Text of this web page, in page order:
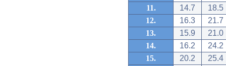
11.
14.7
18.5
12.
16.3
21.7
13.
15.9
21.0
14.
16.2
24.2
15.
20.2
25.4